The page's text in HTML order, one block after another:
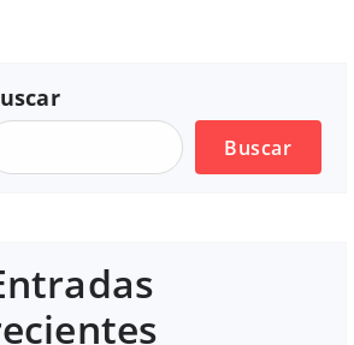
Buscar